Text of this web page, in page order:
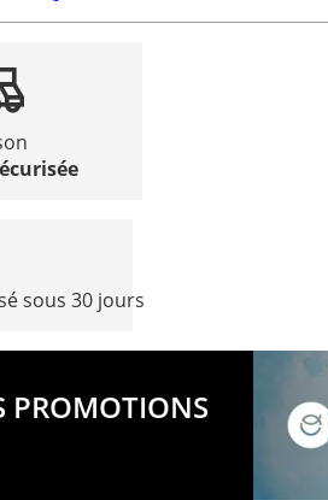
sous 30 jours
PROMOTIONS